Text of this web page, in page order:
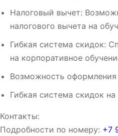
Налоговый вычет:
налогового вычета на
Гибкая система скидок:
на корпоративное
Возможность оформления
Гибкая система скидок
Контакты:
Подробности по номеру: ‪‪+7